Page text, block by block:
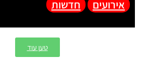
אירועים חדשות
טען עוד